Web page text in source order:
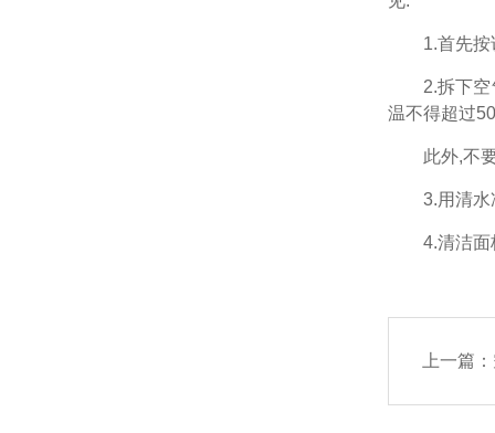
1.首先按说
2.拆下空气
温不得超过
此外,不要
3.用清水冲
4.清洁面板
上一篇：